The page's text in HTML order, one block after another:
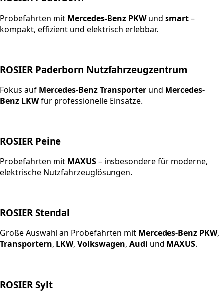
Probefahrten mit Mercedes-Benz PKWund smart–
kompakt, effizient und elektrisch erlebbar.
ROSIER Paderborn Nutzfahrzeugzentrum
Fokus auf Mercedes-Benz Transporter und Mercedes-
Benz LKWfür professionelle Einsätze.
ROSIER Peine
Probefahrten mit MAXUS– insbesondere für moderne,
elektrische Nutzfahrzeuglösungen.
ROSIER Stendal
Große Auswahl an Probefahrten mit Mercedes-Benz PKW,
Transportern, LKW, Volkswagen, Audi und MAXUS.
ROSIER Sylt